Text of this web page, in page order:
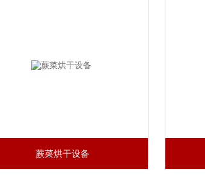
蕨菜烘干设备